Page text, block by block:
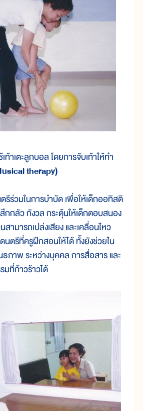
ท้าเตะลูกบอล โดยการจับเท้าให้ทำ
therapy)
วมในการบำบัด เพื่อให้เด็กออทิสติ
กลัว กังวล กระตุ้นให้เด็กตอบสนอง
ามารถเปล่งเสียง และเคลื่อนไหว
นตรีที่ครูฝึกสอนให้ได้ ทั้งยังช่วยใน
ภาพ ระหว่างบุคคล การสื่อสาร และ
ที่ก้าวร้าวได้